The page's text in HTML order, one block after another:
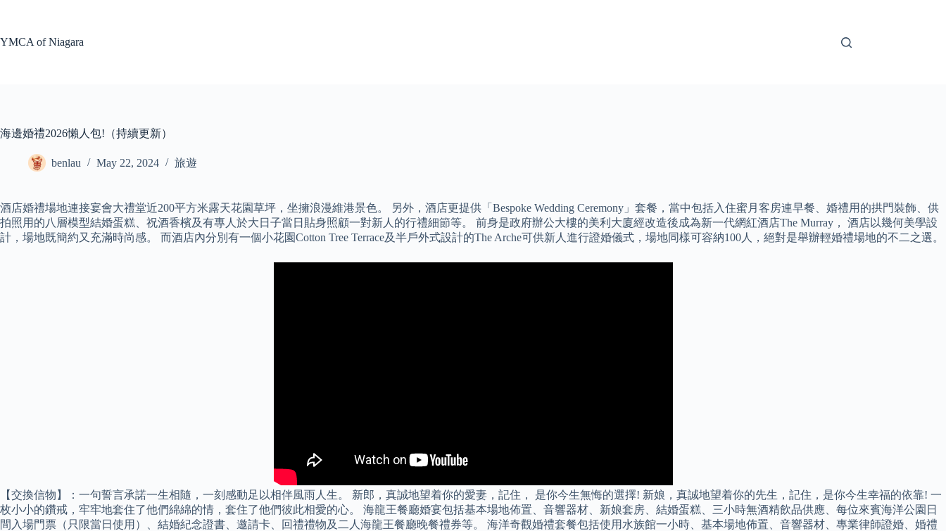
YMCA of Niagara
海邊婚禮2026懶人包!（持續更新）
benlau May 22, 2024 旅遊
酒店婚禮場地連接宴會大禮堂近200平方米露天花園草坪，坐擁浪漫維港景色。 另外，酒店更提供「Bespoke Wedding Ceremony」套餐，當中包括入住蜜月客房連早餐、婚禮用的拱門裝飾、供
拍照用的八層模型結婚蛋糕、祝酒香檳及有專人於大日子當日貼身照顧一對新人的行禮細節等。 前身是政府辦公大樓的美利大廈經改造後成為新一代網紅酒店The Murray， 酒店以幾何美學設
計，場地既簡約又充滿時尚感。 而酒店內分別有一個小花園Cotton Tree Terrace及半戶外式設計的The Arche可供新人進行證婚儀式，場地同樣可容納100人，絕對是舉辦輕婚禮場地的不二之選。
【交換信物】：一句誓言承諾一生相隨，一刻感動足以相伴風雨人生。 新郎，真誠地望着你的愛妻，記住， 是你今生無悔的選擇! 新娘，真誠地望着你的先生，記住，是你今生幸福的依靠! 一
枚小小的鑽戒，牢牢地套住了他們綿綿的情，套住了他們彼此相愛的心。 海龍王餐廳婚宴包括基本場地佈置、音響器材、新娘套房、結婚蛋糕、三小時無酒精飲品供應、每位來賓海洋公園日
間入場門票（只限當日使用）、結婚紀念證書、邀請卡、回禮禮物及二人海龍王餐廳晚餐禮券等。 海洋奇觀婚禮套餐包括使用水族館一小時、基本場地佈置、音響器材、專業律師證婚、婚禮